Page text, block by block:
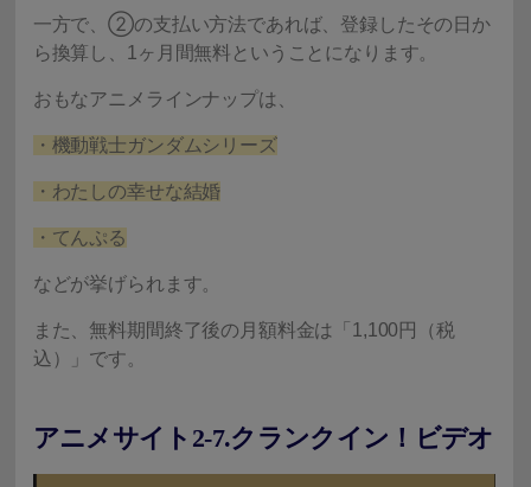
一方で、②の支払い方法であれば、登録したその日か
ら換算し、1ヶ月間無料ということになります。
おもなアニメラインナップは、
・機動戦士ガンダムシリーズ
・わたしの幸せな結婚
・てんぷる
などが挙げられます。
また、無料期間終了後の月額料金は「1,100円（税
込）」です。
アニメサイト2-7.クランクイン！ビデオ